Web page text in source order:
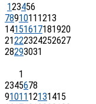
123456
78910111213
14151617181920
21222324252627
28293031
1
2345678
9101112131415